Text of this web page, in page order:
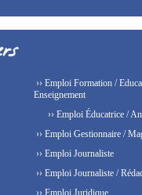
›› Emploi Formation /
Enseignement
›› Emploi Éducatrice /
›› Emploi Gestionnaire /
›› Emploi Journaliste
›› Emploi Journaliste /
›› Emploi Juridique